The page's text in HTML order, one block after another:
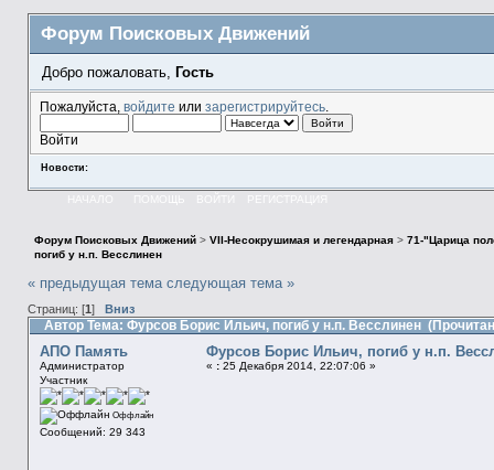
Форум Поисковых Движений
Добро пожаловать, Гость
Пожалуйста, войдите или зарегистрируйтесь.
Войти
Новости:
НАЧАЛО ПОМОЩЬ ВОЙТИ РЕГИСТРАЦИЯ
Форум Поисковых Движений> VII-Несокрушимая и легендарная> 71-"Царица
погиб у н.п. Весслинен
« предыдущая тема следующая тема »
Страниц: [1 ] Вниз
Автор Тема: Фурсов Борис Ильич, погиб у н.п. Весслинен
АПО Память
Администратор
Участник
Оффлайн
Сообщений: 29 343
Фурсов Борис Ильич, погиб у н.п.
« :25 Декабря 2014, 22:07:06 »